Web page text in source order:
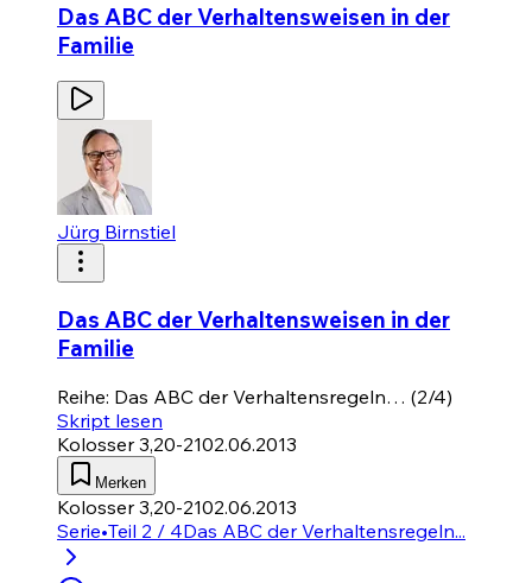
Das ABC der Verhaltensweisen in der
Familie
Jürg Birnstiel
Das ABC der Verhaltensweisen in der
Familie
Reihe: Das ABC der Verhaltensregeln… (2/4)
Skript lesen
Kolosser 3,20-2102.06.2013
Merken
Kolosser 3,20-2102.06.2013
Serie•Teil 2 / 4Das ABC der Verhaltensregeln...